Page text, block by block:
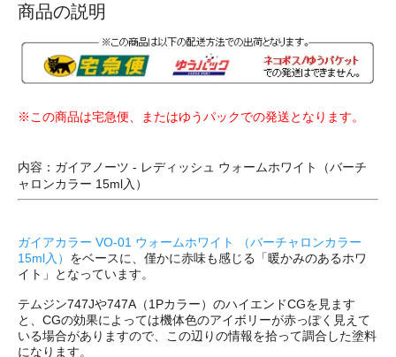
商品の説明
※この商品は宅急便、またはゆうパックでの発送となります。
内容：ガイアノーツ - レディッシュ ウォームホワイト（バーチ
ャロンカラー 15ml入）
ガイアカラー VO-01 ウォームホワイト （バーチャロンカラー
15ml入） をベースに、僅かに赤味も感じる「暖かみのあるホワ
イト」となっています。
テムジン747Jや747A（1Pカラー）のハイエンドCGを見ます
と、CGの効果によっては機体色のアイボリーが赤っぽく見えて
いる場合がありますので、この辺りの情報を拾って調合した塗料
になります。